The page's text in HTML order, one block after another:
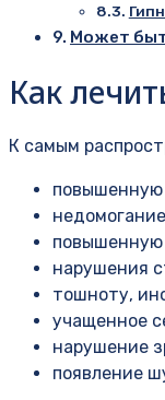
Может
Как
К самым
повышенную
повышенную
нарушения
тошноту,
учащенное
нарушение
появление